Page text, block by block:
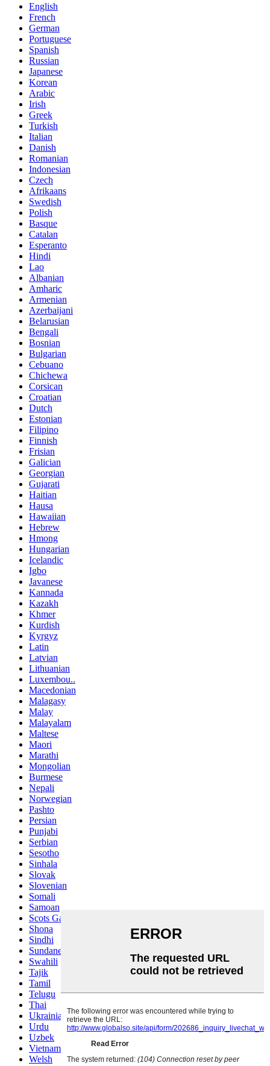
English
French
German
Portuguese
Spanish
Russian
Japanese
Korean
Arabic
Irish
Greek
Turkish
Italian
Danish
Romanian
Indonesian
Czech
Afrikaans
Swedish
Polish
Basque
Catalan
Esperanto
Hindi
Lao
Albanian
Amharic
Armenian
Azerbaijani
Belarusian
Bengali
Bosnian
Bulgarian
Cebuano
Chichewa
Corsican
Croatian
Dutch
Estonian
Filipino
Finnish
Frisian
Galician
Georgian
Gujarati
Haitian
Hausa
Hawaiian
Hebrew
Hmong
Hungarian
Icelandic
Igbo
Javanese
Kannada
Kazakh
Khmer
Kurdish
Kyrgyz
Latin
Latvian
Lithuanian
Luxembou..
Macedonian
Malagasy
Malay
Malayalam
Maltese
Maori
Marathi
Mongolian
Burmese
Nepali
Norwegian
Pashto
Persian
Punjabi
Serbian
Sesotho
Sinhala
Slovak
Slovenian
Somali
Samoan
Scots Gaelic
Shona
Sindhi
Sundanese
Swahili
Tajik
Tamil
Telugu
Thai
Ukrainian
Urdu
Uzbek
Vietnamese
Welsh